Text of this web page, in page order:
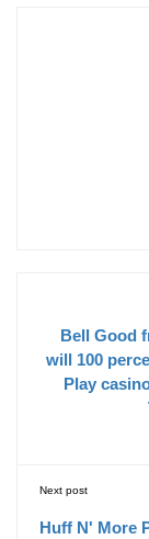
Bell Good
will 100
Play
Next post
Huff N' More